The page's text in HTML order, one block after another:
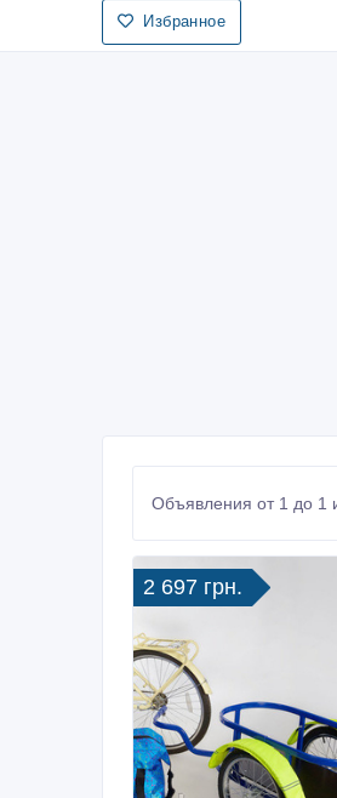
Избранное
Объявления от 1 до 1
2 697 грн.